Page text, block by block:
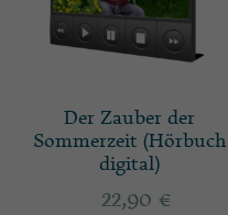
Der Zauber der
Sommerzeit (Hörbuch
digital)
22,90 €